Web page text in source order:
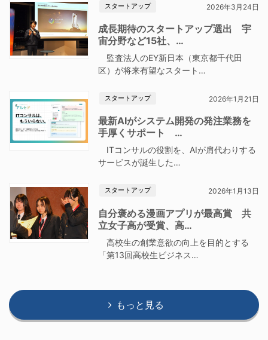
スタートアップ 2026年3月24日
成長期待のスタートアップ選出 宇
宙分野など15社、…
監査法人のEY新日本（東京都千代田
区）が将来有望なスタート…
スタートアップ 2026年1月21日
最新AIがシステム開発の発注業務を
手厚くサポート …
ITコンサルの役割を、AIが肩代わりする
サービスが誕生した…
スタートアップ 2026年1月13日
自分褒める漫画アプリが最高賞 共
立女子高が受賞、高…
高校生の創業意欲の向上を目的とする
「第13回高校生ビジネス…
もっと見る